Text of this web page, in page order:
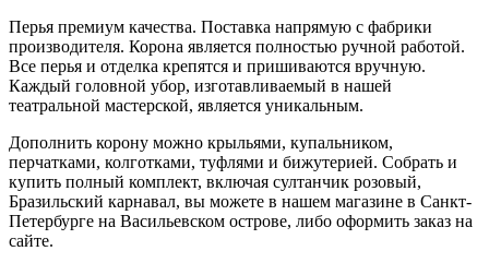
Перья премиум качества. Поставка напрямую с фабрики
производителя. Корона является полностью ручной работой.
Все перья и отделка крепятся и пришиваются вручную.
Каждый головной убор, изготавливаемый в нашей
театральной мастерской, является уникальным.
Дополнить корону можно крыльями, купальником,
перчатками, колготками, туфлями и бижутерией. Собрать и
купить полный комплект, включая султанчик розовый,
Бразильский карнавал, вы можете в нашем магазине в Санкт-
Петербурге на Васильевском острове, либо оформить заказ на
сайте.